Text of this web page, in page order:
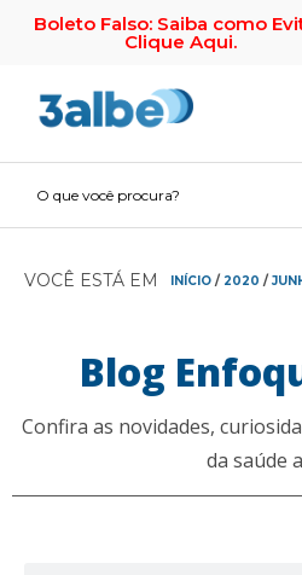
Boleto Falso: Saiba como
Clique Aqui.
VOCÊ ESTÁ EM INÍCIO / 2020 /
Blog
Confira as novidades,
da saúde